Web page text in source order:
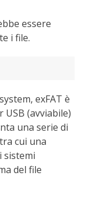
essere
i file.
exFAT è
(avviabile)
una serie di
cui una
sistemi
del file